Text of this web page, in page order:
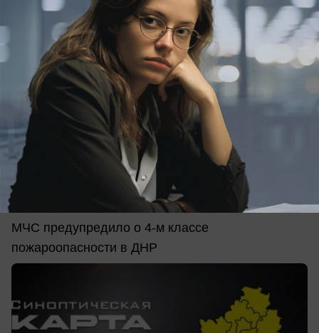
сегодня в 08:56
Общество
В ДНР 6 августа ожидается жара до +36 и
высокая пожароопасность
МЧС предупредило о 4-м классе
пожароопасности в ДНР